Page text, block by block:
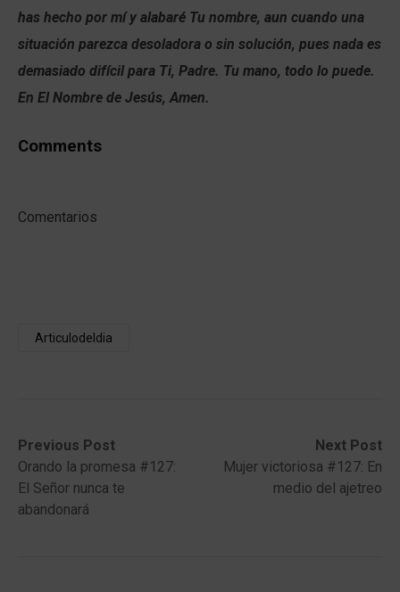
has hecho por mí y alabaré Tu nombre, aun cuando una
situación parezca desoladora o sin solución, pues nada es
demasiado difícil para Ti, Padre. Tu mano, todo lo puede.
En El Nombre de Jesús, Amen.
Comments
Comentarios
Articulodeldia
Post
navigation
Previous Post
Previous
post:Orando la promesa #127:
El Señor nunca te
abandonará
Next Post
Next
post:
Mujer victoriosa #127: En
medio del ajetreo